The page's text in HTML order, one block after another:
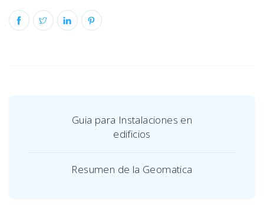
Guia para Instalaciones en
edificios
Resumen de la Geomatica